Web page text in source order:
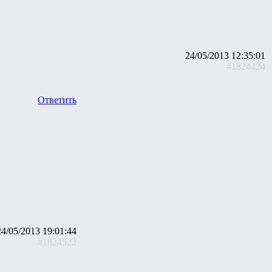
24/05/2013 12:35:01
#1824424
Ответить
05/2013 19:01:44
#1824522